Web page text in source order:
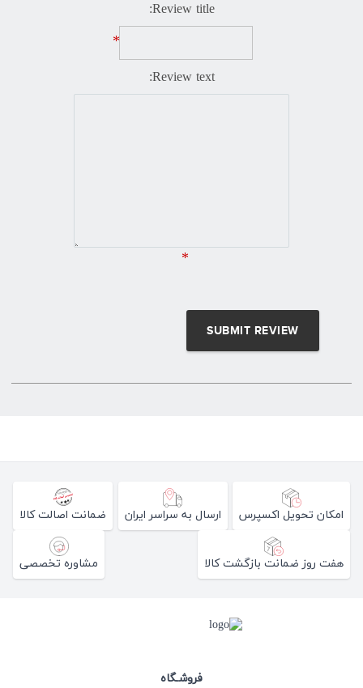
Review title:
*
Review text:
*
امکان تحویل اکسپرس ارسال به سراسر ایران ضمانت اصالت کالا
هفت روز ضمانت بازگشت کالا مشاوره تخصصی
فروشـگاه